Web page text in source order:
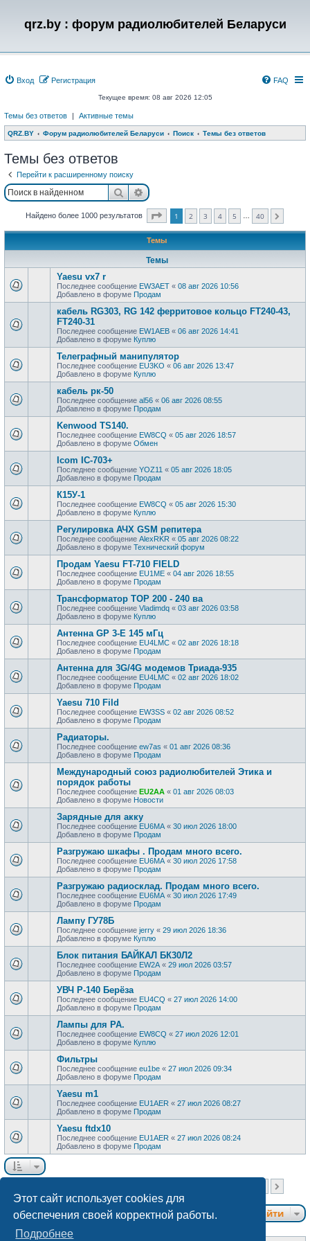
Этот сайт использует cookies для
обеспечения своей корректной работы.
Подробнее
qrz.by : форум радиолюбителей Беларуси
Вход Регистрация FAQ
Текущее время: 08 авг 2026 12:05
Темы без ответов | Активные темы
QRZ.BY Форум радиолюбителей Беларуси Поиск Темы без ответов
Темы без ответов
Перейти к расширенному поиску
ПоискРасширенный поиск
Найдено более 1000 результатов Страница из
1 2 3 4 5 40
Темы
Темы
Yaesu vx7 r
Последнее сообщение EW3AET « 08 авг 2026 10:56
Добавлено в форуме Продам
кабель RG303, RG 142 ферритовое кольцо FT240-43,
FT240-31
Последнее сообщение EW1AEB « 06 авг 2026 14:41
Добавлено в форуме Куплю
Телеграфный манипулятор
Последнее сообщение EU3KO « 06 авг 2026 13:47
Добавлено в форуме Куплю
кабель рк-50
Последнее сообщение al56 « 06 авг 2026 08:55
Добавлено в форуме Продам
Kenwood TS140.
Последнее сообщение EW8CQ « 05 авг 2026 18:57
Добавлено в форуме Обмен
Icom IC-703+
Последнее сообщение YOZ11 « 05 авг 2026 18:05
Добавлено в форуме Продам
К15У-1
Последнее сообщение EW8CQ « 05 авг 2026 15:30
Добавлено в форуме Куплю
Регулировка АЧХ GSM репитера
Последнее сообщение AlexRKR « 05 авг 2026 08:22
Добавлено в форуме Технический форум
Продам Yaesu FT-710 FIELD
Последнее сообщение EU1ME « 04 авг 2026 18:55
Добавлено в форуме Продам
Трансформатор ТОР 200 - 240 ва
Последнее сообщение Vladimdq « 03 авг 2026 03:58
Добавлено в форуме Куплю
Антенна GP 3-E 145 мГц
Последнее сообщение EU4LMC « 02 авг 2026 18:18
Добавлено в форуме Продам
Антенна для 3G/4G модемов Триада-935
Последнее сообщение EU4LMC « 02 авг 2026 18:02
Добавлено в форуме Продам
Yaesu 710 Fild
Последнее сообщение EW3SS « 02 авг 2026 08:52
Добавлено в форуме Продам
Радиаторы.
Последнее сообщение ew7as « 01 авг 2026 08:36
Добавлено в форуме Продам
Международный союз радиолюбителей Этика и
порядок работы
Последнее сообщение EU2AA « 01 авг 2026 08:03
Добавлено в форуме Новости
Зарядные для акку
Последнее сообщение EU6MA « 30 июл 2026 18:00
Добавлено в форуме Продам
Разгружаю шкафы . Продам много всего.
Последнее сообщение EU6MA « 30 июл 2026 17:58
Добавлено в форуме Продам
Разгружаю радиосклад. Продам много всего.
Последнее сообщение EU6MA « 30 июл 2026 17:49
Добавлено в форуме Продам
Лампу ГУ78Б
Последнее сообщение jerry « 29 июл 2026 18:36
Добавлено в форуме Куплю
Блок питания БАЙКАЛ БК30Л2
Последнее сообщение EW2A « 29 июл 2026 03:57
Добавлено в форуме Продам
УВЧ Р-140 Берёза
Последнее сообщение EU4CQ « 27 июл 2026 14:00
Добавлено в форуме Продам
Лампы для РА.
Последнее сообщение EW8CQ « 27 июл 2026 12:01
Добавлено в форуме Куплю
Фильтры
Последнее сообщение eu1be « 27 июл 2026 09:34
Добавлено в форуме Продам
Yaesu m1
Последнее сообщение EU1AER « 27 июл 2026 08:27
Добавлено в форуме Продам
Yaesu ftdx10
Последнее сообщение EU1AER « 27 июл 2026 08:24
Добавлено в форуме Продам
Перейти